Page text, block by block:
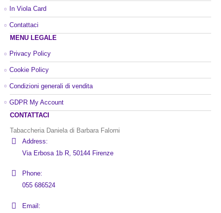
In Viola Card
Contattaci
MENU LEGALE
Privacy Policy
Cookie Policy
Condizioni generali di vendita
GDPR My Account
CONTATTACI
Tabaccheria Daniela di Barbara Falorni
Address:
Via Erbosa 1b R, 50144 Firenze
Phone:
055 686524
Email: